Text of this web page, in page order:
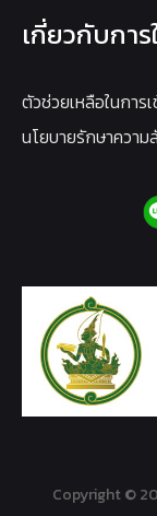
เกี่ยวกับการ
ตัวช่วยเหลือในการ
นโยบายรักษาควา
Copyright ©